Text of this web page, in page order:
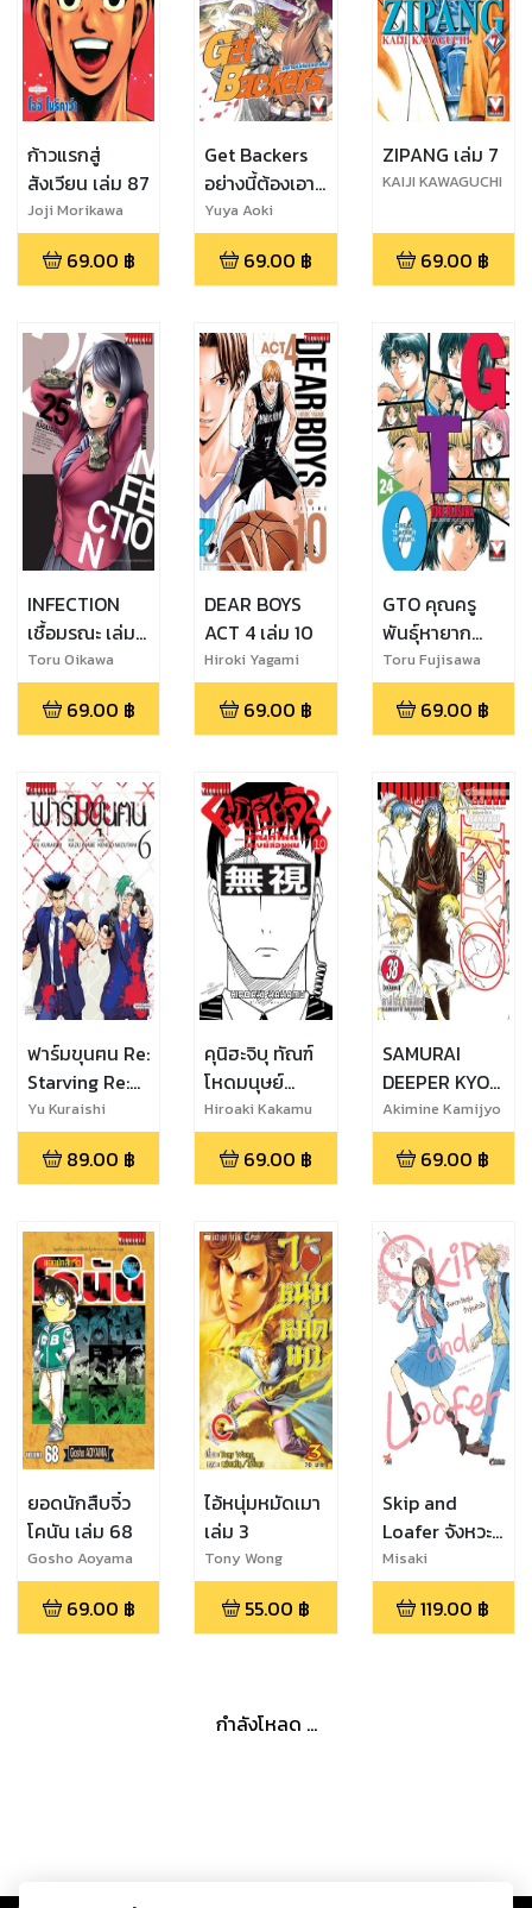
ก้าวแรกสู่
สังเวียน เล่ม 87
Joji Morikawa
69.00 ฿
Get Backers
อย่างนี้ต้องเอา
คืน เล่ม 24
Yuya Aoki
69.00 ฿
ZIPANG เล่ม 7
KAIJI KAWAGUCHI
69.00 ฿
INFECTION
เชื้อมรณะ เล่ม
25
Toru Oikawa
69.00 ฿
DEAR BOYS
ACT 4 เล่ม 10
Hiroki Yagami
69.00 ฿
GTO คุณครู
พันธุ์หายาก
เล่ม 24
Toru Fujisawa
69.00 ฿
ฟาร์มขุนฅน Re:
Starving Re:
velation เล่ม
6
Yu Kuraishi
89.00 ฿
คุนิฮะจิบุ ทัณฑ์
โหดมนุษย์
ล่องหน เล่ม 10
Hiroaki Kakamu
69.00 ฿
SAMURAI
DEEPER KYO
เคียว เล่ม 38
(จบ)
Akimine Kamijyo
69.00 ฿
ยอดนักสืบจิ๋ว
โคนัน เล่ม 68
Gosho Aoyama
69.00 ฿
ไอ้หนุ่มหมัดเมา
เล่ม 3
Tony Wong
55.00 ฿
Skip and
Loafer จังหวะ
วัยรุ่นว้าวุ่นหัวใจ
เล่ม 1
Misaki
Takamatsu
119.00 ฿
กำลังโหลด ...